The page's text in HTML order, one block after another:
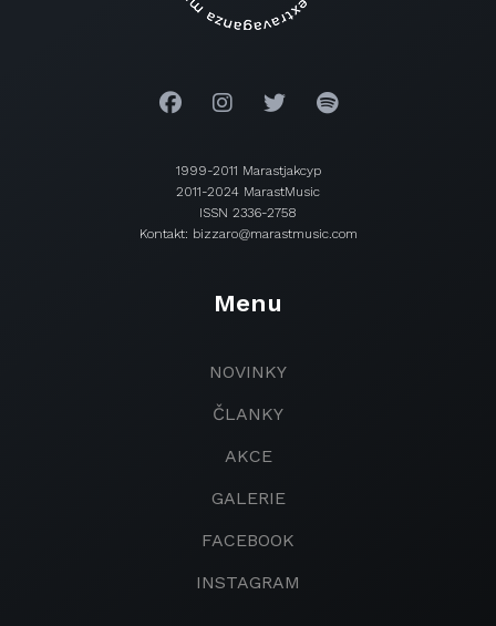
1999-2011 Marastjakcyp
2011-2024 MarastMusic
ISSN 2336-2758
Kontakt: bizzaro@marastmusic.com
Menu
NOVINKY
ČLANKY
AKCE
GALERIE
FACEBOOK
INSTAGRAM